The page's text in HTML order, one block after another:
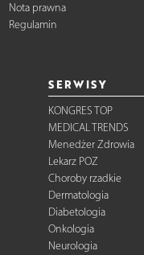
Nota prawna
Regulamin
SERWISY
KONGRES TOP
MEDICAL TRENDS
Menedżer Zdrowia
Lekarz POZ
Choroby rzadkie
Dermatologia
Diabetologia
Onkologia
Neurologia